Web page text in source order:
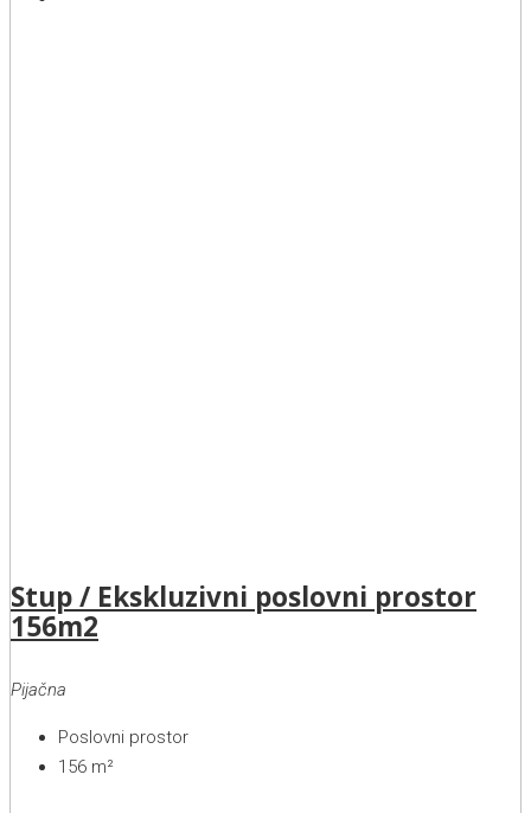
Stup / Ekskluzivni poslovni prostor
156m2
Pijačna
Poslovni prostor
156 m²